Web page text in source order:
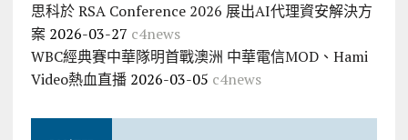
思科於 RSA Conference 2026 展出AI代理資安解決方
案 2026-03-27 c4news
WBC經典賽中華隊明首戰澳洲 中華電信MOD、Hami
Video熱血直播 2026-03-05 c4news